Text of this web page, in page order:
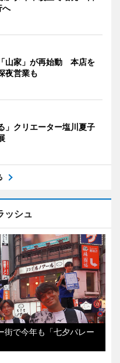
へ
山家」が再始動 本店を
夜営業も
」クリエーター塩川夏子
ッシュ
街で今年も「七夕パレー